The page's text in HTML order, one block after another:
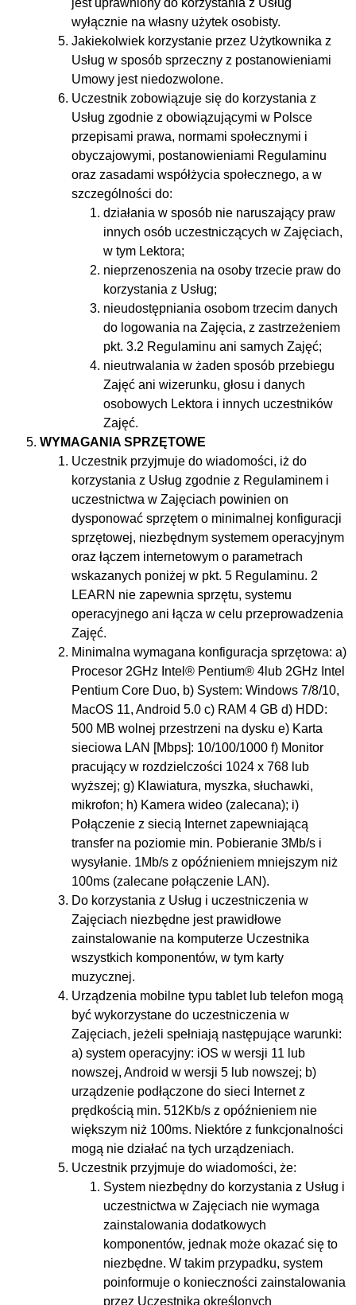
jest uprawniony do korzystania z Usług
wyłącznie na własny użytek osobisty.
Jakiekolwiek korzystanie przez Użytkownika z
Usług w sposób sprzeczny z postanowieniami
Umowy jest niedozwolone.
Uczestnik zobowiązuje się do korzystania z
Usług zgodnie z obowiązującymi w Polsce
przepisami prawa, normami społecznymi i
obyczajowymi, postanowieniami Regulaminu
oraz zasadami współżycia społecznego, a w
szczególności do:
działania w sposób nie naruszający praw
innych osób uczestniczących w Zajęciach,
w tym Lektora;
nieprzenoszenia na osoby trzecie praw do
korzystania z Usług;
nieudostępniania osobom trzecim danych
do logowania na Zajęcia, z zastrzeżeniem
pkt. 3.2 Regulaminu ani samych Zajęć;
nieutrwalania w żaden sposób przebiegu
Zajęć ani wizerunku, głosu i danych
osobowych Lektora i innych uczestników
Zajęć.
WYMAGANIA SPRZĘTOWE
Uczestnik przyjmuje do wiadomości, iż do
korzystania z Usług zgodnie z Regulaminem i
uczestnictwa w Zajęciach powinien on
dysponować sprzętem o minimalnej konfiguracji
sprzętowej, niezbędnym systemem operacyjnym
oraz łączem internetowym o parametrach
wskazanych poniżej w pkt. 5 Regulaminu. 2
LEARN nie zapewnia sprzętu, systemu
operacyjnego ani łącza w celu przeprowadzenia
Zajęć.
Minimalna wymagana konfiguracja sprzętowa: a)
Procesor 2GHz Intel® Pentium® 4lub 2GHz Intel
Pentium Core Duo, b) System: Windows 7/8/10,
MacOS 11, Android 5.0 c) RAM 4 GB d) HDD:
500 MB wolnej przestrzeni na dysku e) Karta
sieciowa LAN [Mbps]: 10/100/1000 f) Monitor
pracujący w rozdzielczości 1024 x 768 lub
wyższej; g) Klawiatura, myszka, słuchawki,
mikrofon; h) Kamera wideo (zalecana); i)
Połączenie z siecią Internet zapewniającą
transfer na poziomie min. Pobieranie 3Mb/s i
wysyłanie. 1Mb/s z opóźnieniem mniejszym niż
100ms (zalecane połączenie LAN).
Do korzystania z Usług i uczestniczenia w
Zajęciach niezbędne jest prawidłowe
zainstalowanie na komputerze Uczestnika
wszystkich komponentów, w tym karty
muzycznej.
Urządzenia mobilne typu tablet lub telefon mogą
być wykorzystane do uczestniczenia w
Zajęciach, jeżeli spełniają następujące warunki:
a) system operacyjny: iOS w wersji 11 lub
nowszej, Android w wersji 5 lub nowszej; b)
urządzenie podłączone do sieci Internet z
prędkością min. 512Kb/s z opóźnieniem nie
większym niż 100ms. Niektóre z funkcjonalności
mogą nie działać na tych urządzeniach.
Uczestnik przyjmuje do wiadomości, że:
System niezbędny do korzystania z Usług i
uczestnictwa w Zajęciach nie wymaga
zainstalowania dodatkowych
komponentów, jednak może okazać się to
niezbędne. W takim przypadku, system
poinformuje o konieczności zainstalowania
przez Uczestnika określonych